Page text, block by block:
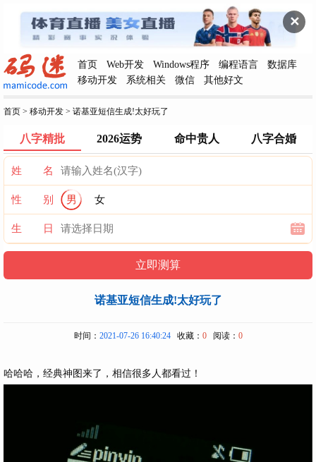
✕
首页 Web开发 Windows程序 编程语言
数据库
移动开发
系统相关 微信 其他好文
首页 > 移动开发 > 诺基亚短信生成!太好玩了
八字精批 2026运势 命中贵人 八字合婚
姓 名
性 别 男 女
生 日
诺基亚短信生成!太好玩了
时间： 2021-07-26 16:40:24收藏： 0阅读： 0
哈哈哈，经典神图来了，相信很多人都看过！